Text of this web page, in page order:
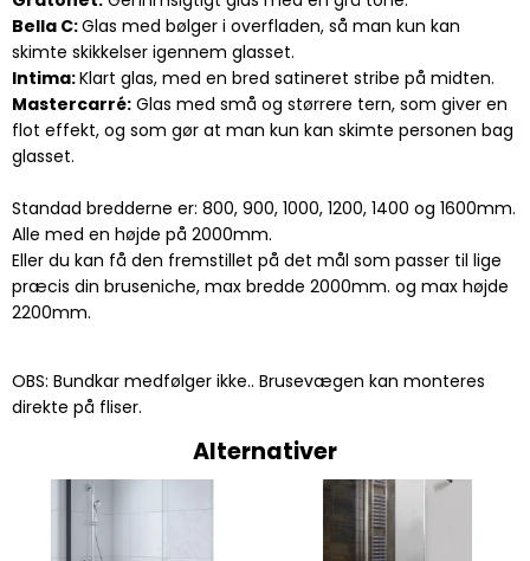
Bella C:Glas med bølger i overfladen, så man kun kan
skimte skikkelser igennem glasset.
Intima:Klart glas, med en bred satineret stribe på midten.
Mastercarré: Glas med små og størrere tern, som giver en
flot effekt, og som gør at man kun kan skimte personen bag
glasset.
Standad bredderne er: 800, 900, 1000, 1200, 1400 og 1600mm.
Alle med en højde på 2000mm.
Eller du kan få den fremstillet på det mål som passer til lige
præcis din bruseniche, max bredde 2000mm. og max højde
2200mm.
OBS: Bundkar medfølger ikke.. Brusevægen kan monteres
direkte på fliser.
Alternativer